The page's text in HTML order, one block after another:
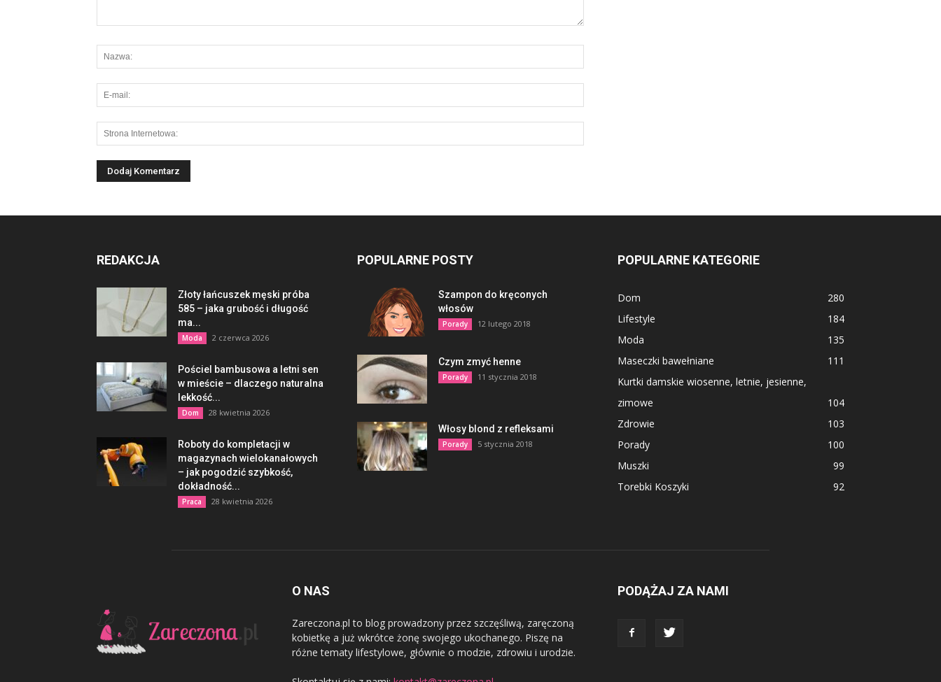
REDAKCJA
Złoty łańcuszek męski próba
585 – jaka grubość i długość
ma...
Moda 2 czerwca 2026
Pościel bambusowa a letni sen
w mieście – dlaczego naturalna
lekkość...
Dom 28 kwietnia 2026
Roboty do kompletacji w
magazynach wielokanałowych
– jak pogodzić szybkość,
dokładność...
Praca 28 kwietnia 2026
POPULARNE POSTY
Szampon do kręconych
włosów
Porady 12 lutego 2018
Czym zmyć henne
Porady 11 stycznia 2018
Włosy blond z refleksami
Porady 5 stycznia 2018
POPULARNE KATEGORIE
Dom
280
Lifestyle
184
Moda
135
Maseczki bawełniane
111
Kurtki damskie wiosenne, letnie, jesienne,
zimowe
104
Zdrowie
103
Porady
100
Muszki
99
Torebki Koszyki
92
O NAS
Zareczona.pl to blog prowadzony przez szczęśliwą, zaręczoną
kobietkę a już wkrótce żonę swojego ukochanego. Piszę na
różne tematy lifestylowe, głównie o modzie, zdrowiu i urodzie.
PODĄŻAJ ZA NAMI